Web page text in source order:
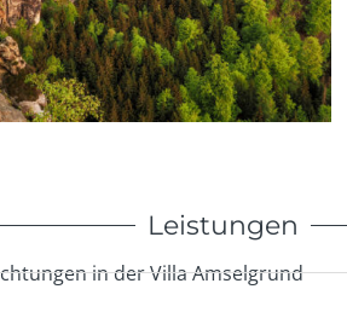
Leistungen
in der Villa Amselgrund